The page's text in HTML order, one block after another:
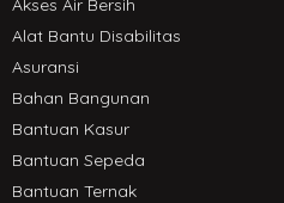
Akses Air Bersih
Alat Bantu Disabilitas
Asuransi
Bahan Bangunan
Bantuan Kasur
Bantuan Sepeda
Bantuan Ternak